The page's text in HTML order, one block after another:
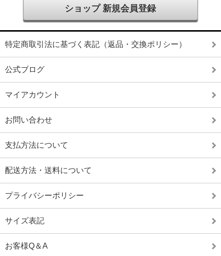
ショップ 新規会員登録
特定商取引法に基づく表記（返品・交換ポリシー）
公式ブログ
マイアカウント
お問い合わせ
支払方法について
配送方法・送料について
プライバシーポリシー
サイズ表記
お客様Q＆A